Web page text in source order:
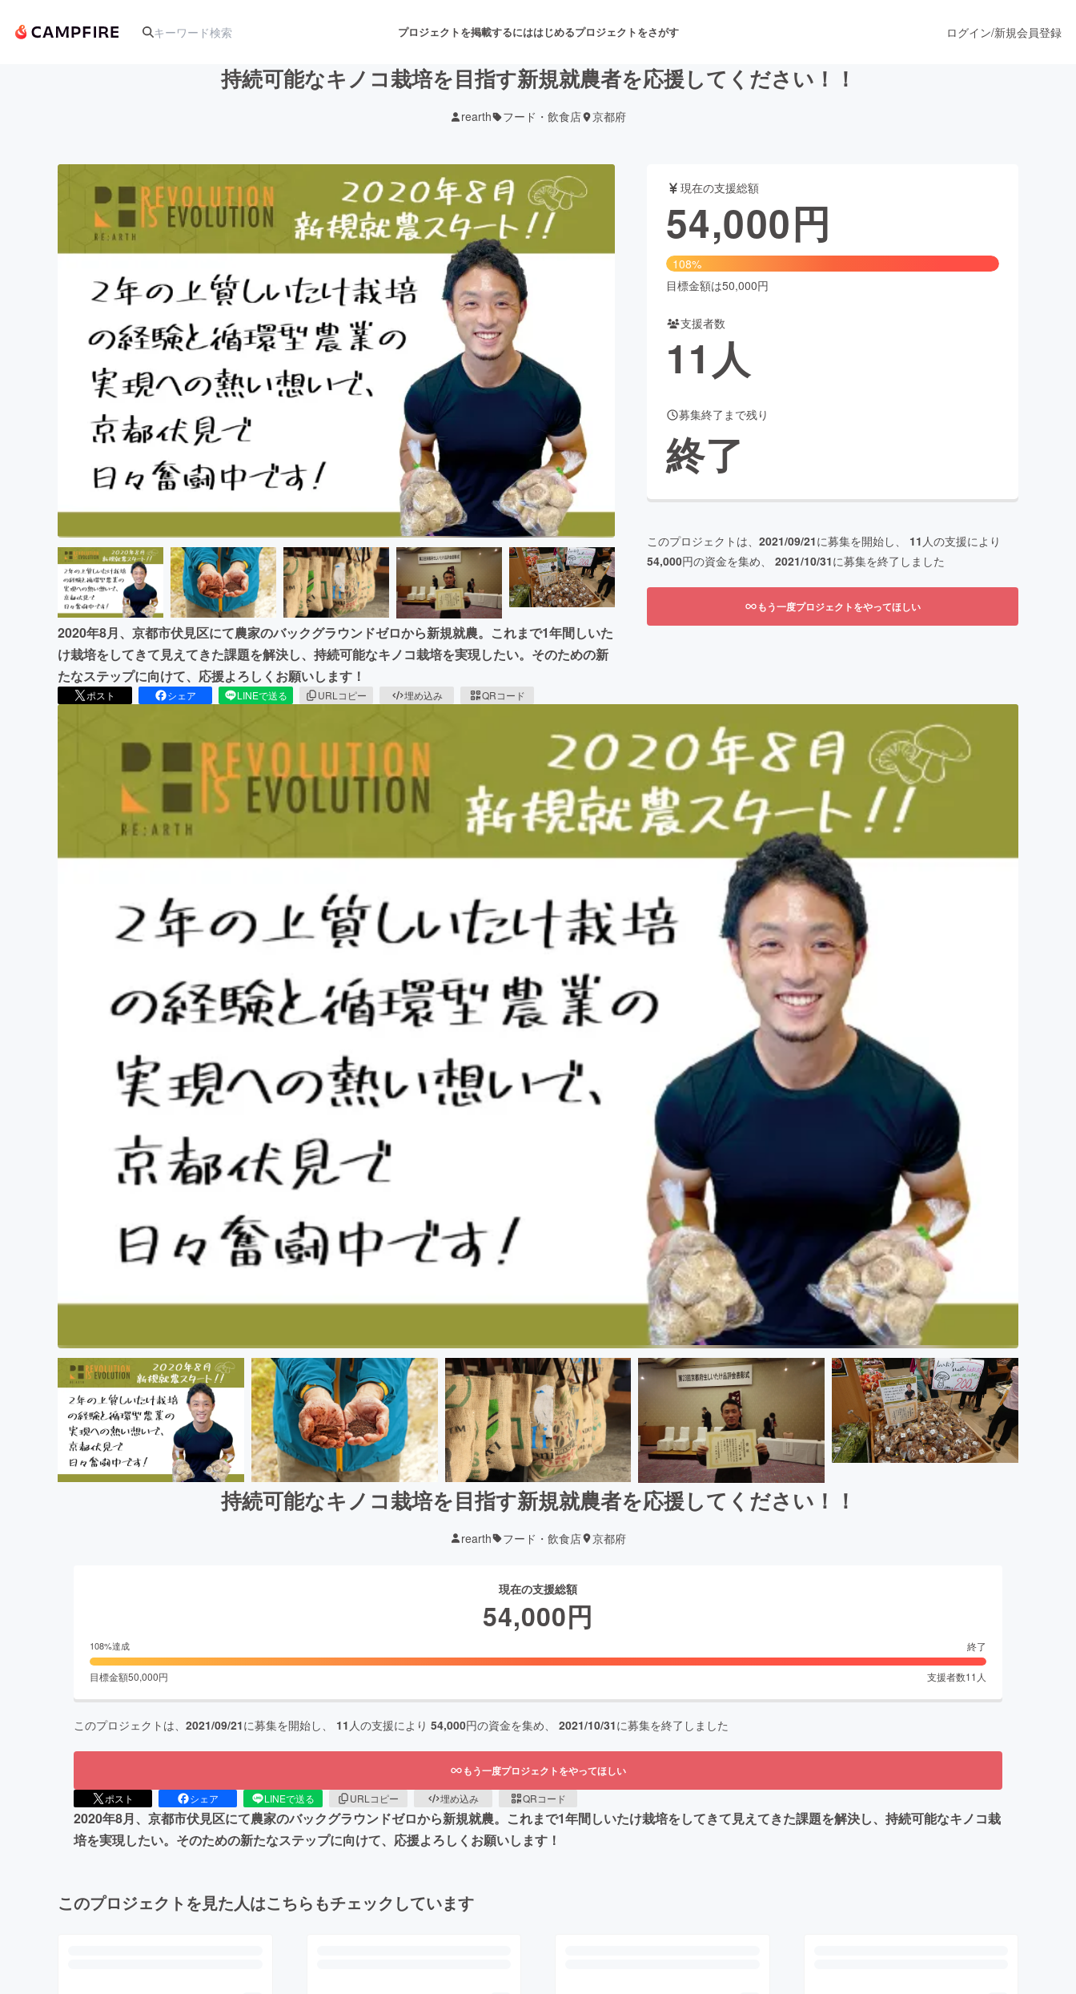
プロジェクトを掲載するにははじめるプロジェクトをさがす
アート・写真 音楽 舞台・パフォーマンス
ゲーム・サービス開発 ファッション
映像・映画 書籍・雑誌出版
ビジネス・起業 チャレンジ ビューティー・ヘルスケア
まちづくり・地域活性化
CAMPFIRE for Social GoodCAMPFIRE Creation
CAMPFIREふるさと納税machi-ya
ログイン/新規会員登録
持続可能なキノコ栽培を目指す新規就農者を応援してください！！
rearth フード・飲食店 京都府
2020年8月、京都市伏見区にて農家のバックグラウンドゼロから新規就農。これまで1年間しいた
け栽培をしてきて見えてきた課題を解決し、持続可能なキノコ栽培を実現したい。そのための新
たなステップに向けて、応援よろしくお願いします！
ポスト シェア LINEで送る URLコピー 埋め込み QRコード
現在の支援総額
54,000円
108%
目標金額は50,000円
支援者数
11 人
募集終了まで残り
終了
このプロジェクトは、 2021/09/21に募集を開始し、 11 人の支援により
54,000円の資金を集め、 2021/10/31に募集を終了しました
もう一度プロジェクトをやってほしい
持続可能なキノコ栽培を目指す新規就農者を応援してください！！
rearth フード・飲食店 京都府
現在の支援総額
54,000円
108%達成 終了
目標金額50,000円 支援者数11 人
このプロジェクトは、 2021/09/21に募集を開始し、 11 人の支援により 54,000円の資金を集め、 2021/10/31に募集を終了しました
もう一度プロジェクトをやってほしい
ポスト シェア LINEで送る URLコピー 埋め込み QRコード
2020年8月、京都市伏見区にて農家のバックグラウンドゼロから新規就農。これまで1年間しいたけ栽培をしてきて見えてきた課題を解決し、持続可能なキノコ栽
培を実現したい。そのための新たなステップに向けて、応援よろしくお願いします！
このプロジェクトを見た人はこちらもチェックしています